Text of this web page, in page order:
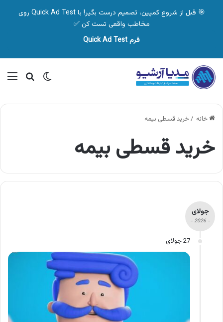
🎯 قبل از شروع کمپین، تصمیم درست بگیر! با Quick Ad Test روی
مخاطب واقعی تست کن ✅
فرم Quick Ad Test
تغییر پوسته
خانه /خرید قسطی بیمه
خرید قسطی بیمه
جولای
- 2026 -
27 جولای